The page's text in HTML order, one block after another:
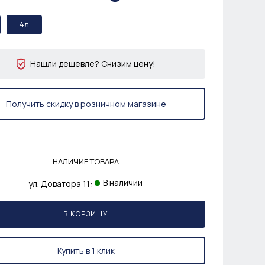
4л
Нашли дешевле? Снизим цену!
Получить скидку в розничном магазине
НАЛИЧИЕ ТОВАРА
ул. Доватора 11: В наличии
В КОРЗИНУ
Купить в 1 клик